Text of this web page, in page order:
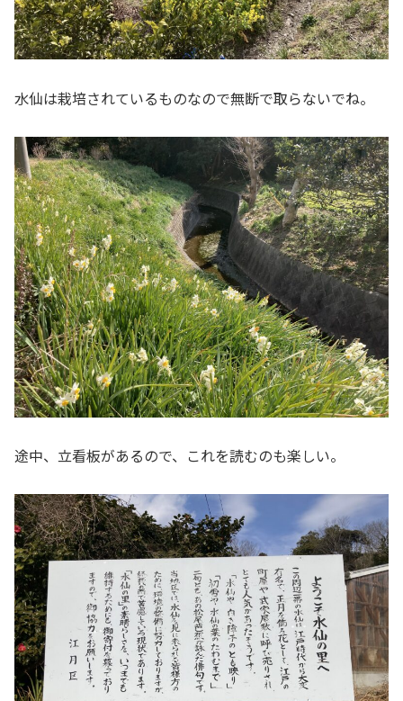
水仙は栽培されているものなので無断で取らないでね。
途中、立看板があるので、これを読むのも楽しい。